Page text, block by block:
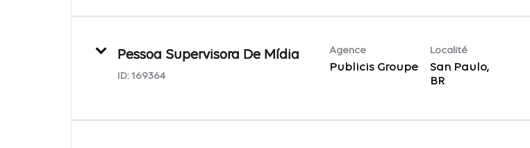
Pessoa Supervisora De Mídia
ID: 169364
Agence
Publicis Groupe
Localité
San Paulo,